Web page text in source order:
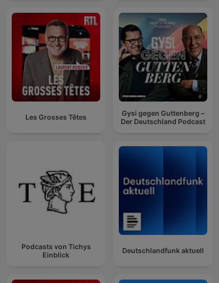
Les Grosses Têtes
Gysi gegen Guttenberg –
Der Deutschland Podcast
Podcasts von Tichys
Einblick
Deutschlandfunk aktuell